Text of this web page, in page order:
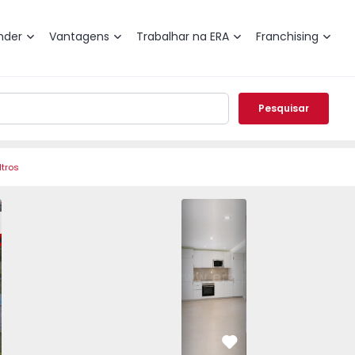
Vantagens Trabalhar na ERA Franchising
Pesquisar
Gradil, Mafra - 1571698 - 30
T5 Mafra, Gradil, Mafra - 1571698 - 28
Moradia Isolada T5 Mafra, Gradil, Mafra - 1571698 - 1
Moradia Isolada T5 Mafra, Gradil,
Moradia Isolada T5
Moradia
Moradia T2 Mafra,
Moradia T2
Favorito